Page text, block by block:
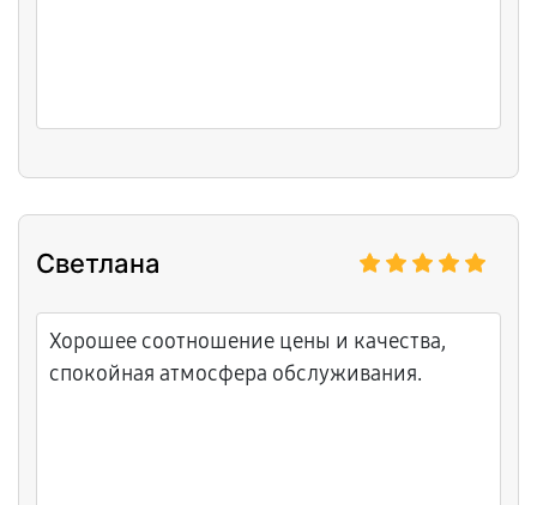
Светлана
Хорошее соотношение цены и качества,
спокойная атмосфера обслуживания.